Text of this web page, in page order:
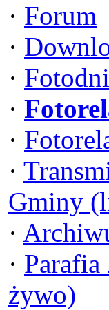
· Forum
·
·
·
·
·
Gminy
·
· Parafia
żywo)